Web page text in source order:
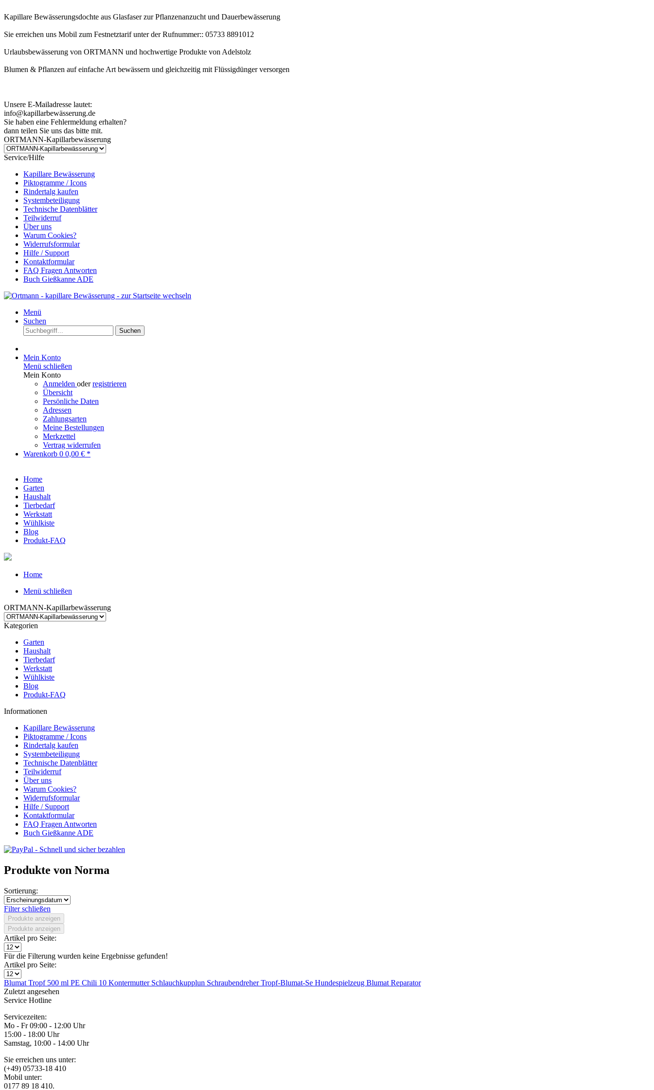
Kapillare Bewässerungsdochte aus Glasfaser zur Pflanzenanzucht und Dauerbewässerung
Sie erreichen uns Mobil zum Festnetztarif unter der Rufnummer:: 05733 8891012
Urlaubsbewässerung von ORTMANN und hochwertige Produkte von Adelstolz
Blumen & Pflanzen auf einfache Art bewässern und gleichzeitig mit Flüssigdünger versorgen
Unsere E-Mailadresse lautet:
info@kapillarbewässerung.de
Sie haben eine Fehlermeldung erhalten?
dann teilen Sie uns das bitte mit.
ORTMANN-Kapillarbewässerung
Service/Hilfe
Kapillare Bewässerung
Piktogramme / Icons
Rindertalg kaufen
Systembeteiligung
Technische Datenblätter
Teilwiderruf
Über uns
Warum Cookies?
Widerrufsformular
Hilfe / Support
Kontaktformular
FAQ Fragen Antworten
Buch Gießkanne ADE
Menü
Suchen
Suchen
Mein Konto
Menü schließen
Mein Konto
Anmelden oderregistrieren
Übersicht
Persönliche Daten
Adressen
Zahlungsarten
Meine Bestellungen
Merkzettel
Vertrag widerrufen
Warenkorb 0 0,00 € *
Home
Garten
Haushalt
Tierbedarf
Werkstatt
Wühlkiste
Blog
Produkt-FAQ
Home
Menü schließen
ORTMANN-Kapillarbewässerung
Kategorien
Garten
Haushalt
Tierbedarf
Werkstatt
Wühlkiste
Blog
Produkt-FAQ
Informationen
Kapillare Bewässerung
Piktogramme / Icons
Rindertalg kaufen
Systembeteiligung
Technische Datenblätter
Teilwiderruf
Über uns
Warum Cookies?
Widerrufsformular
Hilfe / Support
Kontaktformular
FAQ Fragen Antworten
Buch Gießkanne ADE
Produkte von Norma
Sortierung:
Filter schließen
Produkte anzeigen
Produkte anzeigen
Artikel pro Seite:
Für die Filterung wurden keine Ergebnisse gefunden!
Artikel pro Seite:
Blumat Tropf 500 ml PE Chili 10 Kontermutter Schlauchkupplun SchraubendreherTropf-Blumat-Se Hundespielzeug Blumat Reparator
Zuletzt angesehen
Service Hotline
Servicezeiten:
Mo - Fr 09:00 - 12:00 Uhr
15:00 - 18:00 Uhr
Samstag, 10:00 - 14:00 Uhr
Sie erreichen uns unter:
(+49) 05733-18 410
Mobil unter:
0177 89 18 410.